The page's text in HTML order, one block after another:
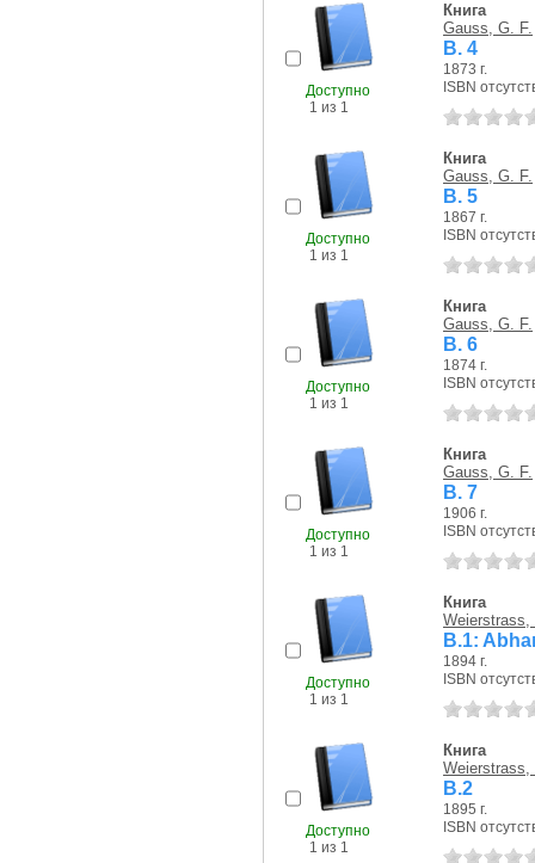
Доступно
1 из 1
Книга
Gauss, G. F.
B. 4
1873 г.
ISBN
Доступно
1 из 1
Книга
Gauss, G. F.
B. 5
1867 г.
ISBN
Доступно
1 из 1
Книга
Gauss, G. F.
B. 6
1874 г.
ISBN
Доступно
1 из 1
Книга
Gauss, G. F.
B. 7
1906 г.
ISBN
Доступно
1 из 1
Книга
Weierstrass,
B.1:
1894 г.
ISBN
Доступно
1 из 1
Книга
Weierstrass,
B.2
1895 г.
ISBN